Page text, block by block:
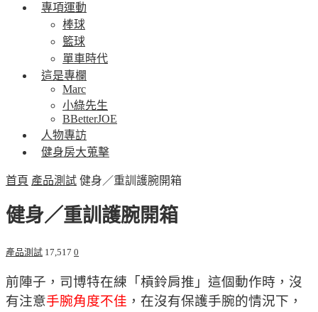
專項運動
棒球
籃球
單車時代
這是專欄
Marc
小綠先生
BBetterJOE
人物專訪
健身房大蒐擊
首頁 產品測試 健身／重訓護腕開箱
健身／重訓護腕開箱
產品測試 17,517 0
前陣子，司博特在練「槓鈴肩推」這個動作時，沒
有注意手腕角度不佳 ，在沒有保護手腕的情況下，